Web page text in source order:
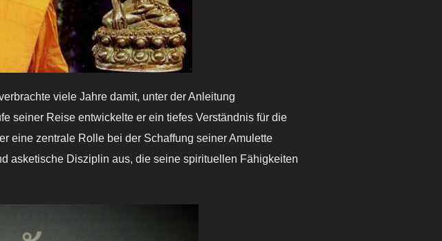
viele Jahre damit, unter der Anleitung
seiner Reise entwickelte er ein tiefes Verständnis für die
eine zentrale Rolle bei der Schaffung seiner Amulette
asketische Disziplin aus, die seine spirituellen Fähigkeiten